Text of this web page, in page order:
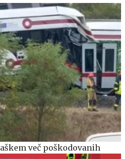
več poškodovanih